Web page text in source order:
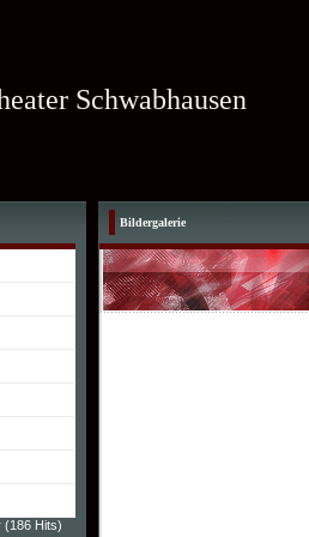
Schwabhausen
(186 Hits)
Bildergalerie